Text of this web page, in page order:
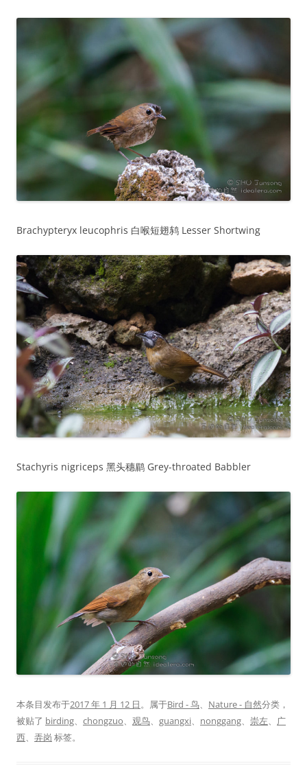
Brachypteryx leucophris 白喉短翅鸫 Lesser Shortwing
Stachyris nigriceps 黑头穗鹛 Grey-throated Babbler
本条目发布于2017 年 1 月 12 日。属于Bird - 鸟、 Nature - 自然分类，
被贴了 birding、 chongzuo、 观鸟、 guangxi、 nonggang、 崇左、 广
西、 弄岗 标签。